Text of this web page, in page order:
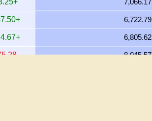
6,796.61
6,796,613.84
6,824.48
6,824,482.35
6,766.73
6,766,732.61
7,066.17
+43.25
6,722.79
+347.50
6,805.62
+264.67
8,045.57
-975.28